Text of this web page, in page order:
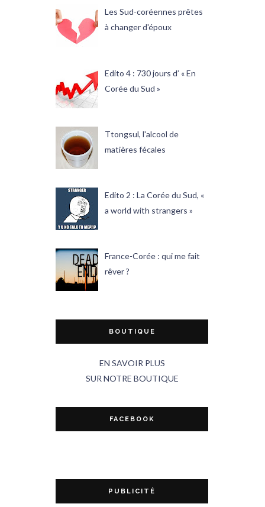
Les Sud-coréennes prêtes
à changer d'époux
Edito 4 : 730 jours d’ « En
Corée du Sud »
Ttongsul, l'alcool de
matières fécales
Edito 2 : La Corée du Sud, «
a world with strangers »
France-Corée : qui me fait
rêver ?
BOUTIQUE
EN SAVOIR PLUS
SUR NOTRE BOUTIQUE
FACEBOOK
PUBLICITÉ